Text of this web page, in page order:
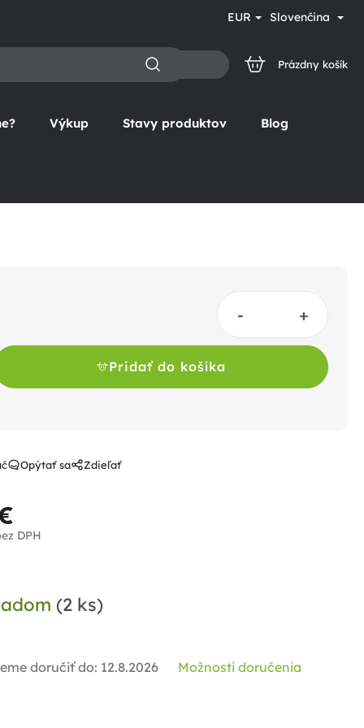
EUR Slovenčina
NÁKUPNÝ
Prázdny košík
Výkup Stavy produktov Blog
DPH
(2 ks)
doručiť do: 12.8.2026 Možnosti doručenia
Pridať do košíka
Opýtať sa Zdieľať